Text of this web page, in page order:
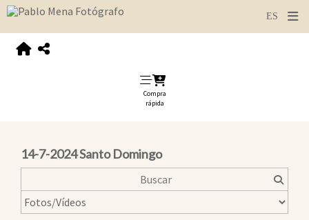
Compra
rápida
14-7-2024 Santo Domingo